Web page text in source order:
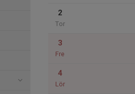
2
Tor
3
Fre
4
Lör